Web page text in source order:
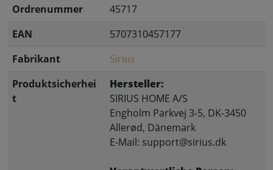
Ordrenummer
45717
EAN
5707310457177
Fabrikant
Sirius
Produktsicherhei
t
Hersteller:
SIRIUS HOME A/S
Engholm Parkvej 3-5, DK-3450
Allerød, Dänemark
E-Mail: support@sirius.dk